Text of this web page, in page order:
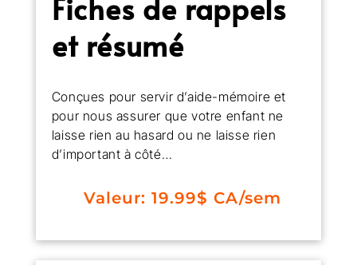
et résumé
Conçues pour servir d’aide-mémoire et
pour nous assurer que votre enfant ne
laisse rien au hasard ou ne laisse rien
d’important à côté…
Valeur: 19.99$ CA/sem